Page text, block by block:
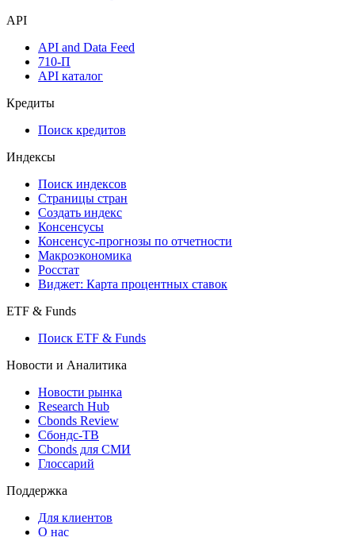
Мобильное приложение Cbonds
API
API and Data Feed
API каталог
Кредиты
Поиск кредитов
Индексы
Поиск индексов
Страницы стран
Создать индекс
Консенсусы
Макроэкономика
Виджет: Карта процентных ставок
ETF & Funds
Поиск ETF & Funds
Новости и Аналитика
Новости рынка
Research Hub
Сбондс-ТВ
Глоссарий